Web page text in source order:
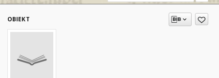
OBIEKT